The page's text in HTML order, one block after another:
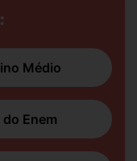
Médio
Enem